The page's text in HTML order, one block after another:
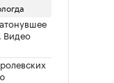
Видео